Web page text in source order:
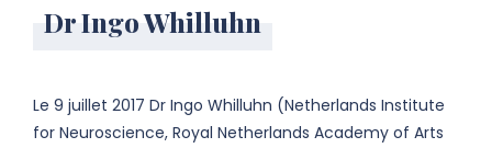
Dr Ingo Whilluhn
Le 9 juillet 2017 Dr Ingo Whilluhn (Netherlands Institute
for Neuroscience, Royal Netherlands Academy of Arts